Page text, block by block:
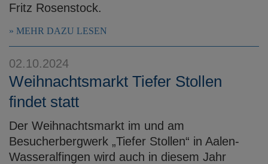
Fritz Rosenstock.
MEHR DAZU LESEN
02.10.2024
Weihnachtsmarkt Tiefer Stollen
findet statt
Der Weihnachtsmarkt im und am
Besucherbergwerk „Tiefer Stollen“ in Aalen-
Wasseralfingen wird auch in diesem Jahr